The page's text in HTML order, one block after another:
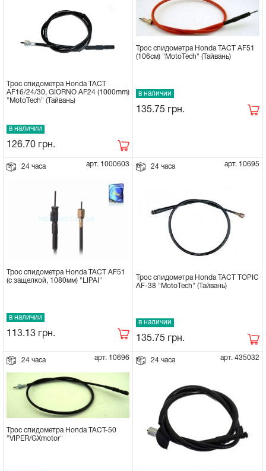
Трос спидометра Honda TACT
AF16/24/30, GIORNO AF24 (1000mm)
"MotoTech" (Тайвань)
в наличии
126.70 грн.
Трос спидометра Honda TACT AF51
(106см) "MotoTech" (Тайвань)
в наличии
135.75 грн.
24 часа арт. 1000603
Трос спидометра Honda TACT AF51
(с защелкой, 1080мм) "LIPAI"
в наличии
113.13 грн.
24 часа арт. 10695
Трос спидометра Honda TACT TOPIC
AF-38 "MotoTech" (Тайвань)
в наличии
135.75 грн.
24 часа арт. 10696
Трос спидометра Honda TACT-50
"VIPER/GXmotor"
24 часа арт. 435032